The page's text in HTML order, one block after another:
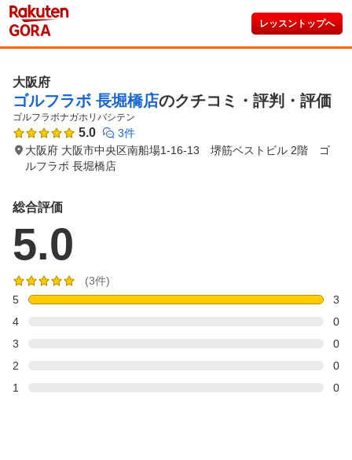
レッスントップへ
大阪府
ゴルフラボ 長堀橋店のクチコミ・評判・評価
ゴルフラボナガホリバシテン
5.0
3件
大阪府 大阪市中央区南船場1-16-13 堺筋ベストビル 2階 ゴ
ルフラボ 長堀橋店
総合評価
5.0
(3件)
5
3
4
0
3
0
2
0
1
0